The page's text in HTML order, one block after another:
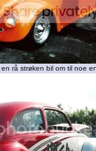
rå strøken bil om til noe